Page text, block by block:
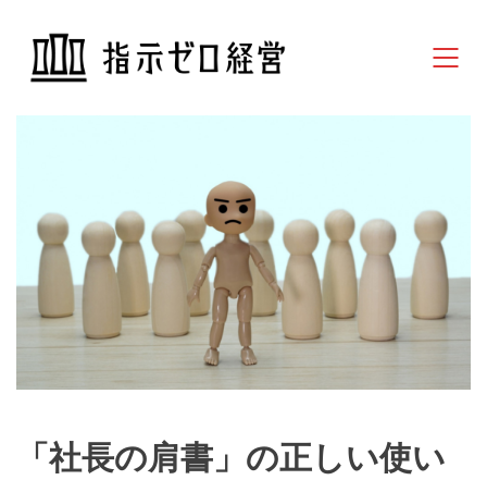
「社長の肩書」の正しい使い